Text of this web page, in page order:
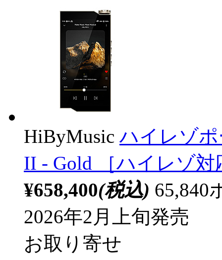
HiByMusic ハイレゾポ
II - Gold ［ハイレゾ対
¥658,400(税込) 65,840
2026年2月上旬発売
お取り寄せ